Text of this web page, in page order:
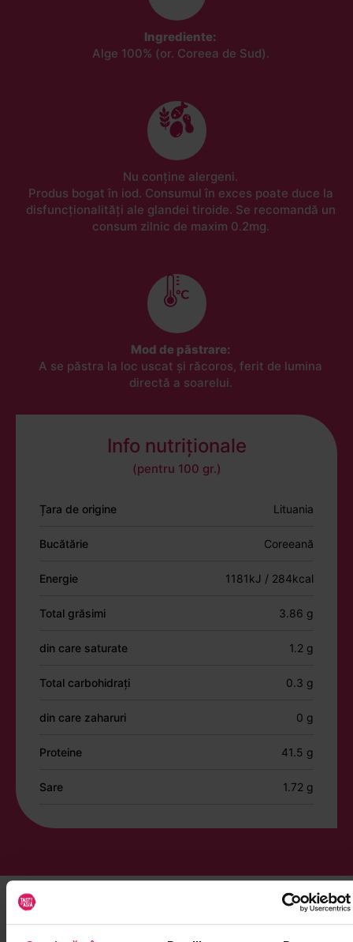
Ingrediente:
Alge 100% (or. Coreea de Sud).
Nu conține alergeni.
Produs bogat în iod. Consumul în exces poate duce la
disfuncționalități ale glandei tiroide. Se recomandă un
consum zilnic de maxim 0.2mg.
Mod de păstrare:
A se păstra la loc uscat și răcoros, ferit de lumina
directă a soarelui.
Info nutriționale
(pentru 100 gr.)
Țara de origine Lituania
Bucătărie Coreeană
Energie 1181kJ / 284kcal
Total grăsimi 3.86 g
din care saturate 1.2 g
Total carbohidrați 0.3 g
din care zaharuri 0 g
Proteine 41.5 g
Sare 1.72 g
Îți mai recomandăm și alte produse din